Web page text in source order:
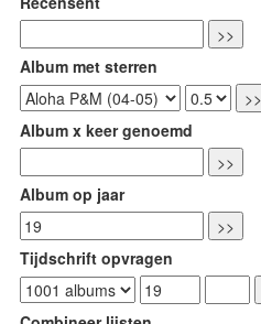
Album met sterren
Album x keer genoemd
Album op jaar
Tijdschrift opvragen